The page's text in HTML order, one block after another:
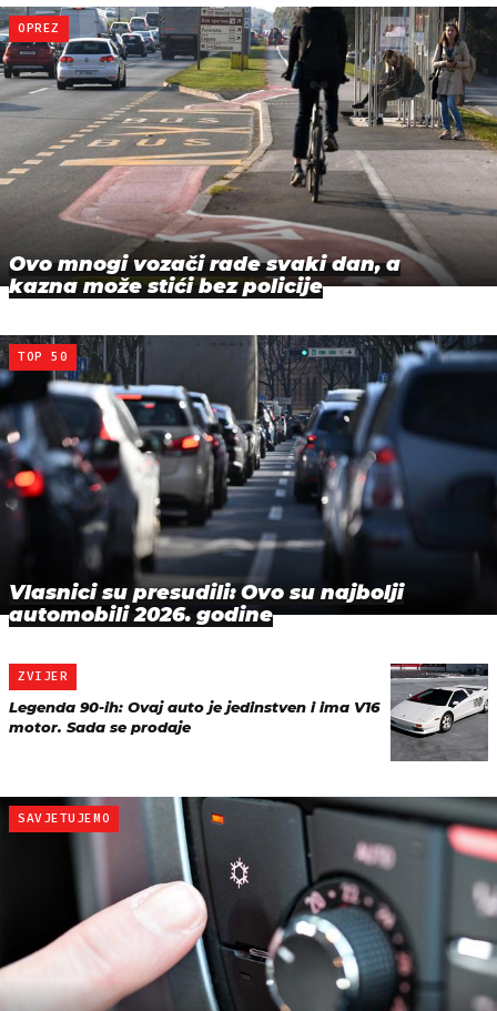
OPREZ
Ovo mnogi vozači rade svaki dan, a
kazna može stići bez policije
TOP 50
Vlasnici su presudili: Ovo su najbolji
automobili 2026. godine
ZVIJER
Legenda 90-ih: Ovaj auto je jedinstven i ima V16
motor. Sada se prodaje
SAVJETUJEMO